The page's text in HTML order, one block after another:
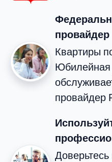
провайдер
Квартиры
провайдер